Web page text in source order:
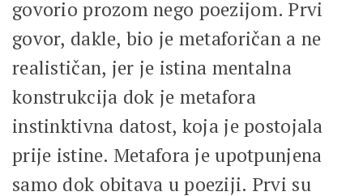
govorio prozom nego poezijom. Prvi
govor, dakle, bio je metaforičan a ne
realističan, jer je istina mentalna
konstrukcija dok je metafora
instinktivna datost, koja je postojala
prije istine. Metafora je upotpunjena
samo dok obitava u poeziji. Prvi su